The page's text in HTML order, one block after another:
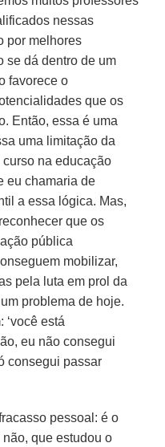
nessas
por melhores
se dá dentro de um
favorece o
que os
Então, essa é uma
uma limitação da
na educação
eu chamaria de
a essa lógica. Mas,
que os
pública
mobilizar,
pela luta em prol da
problema de hoje.
‘você está
eu não consegui
consegui passar
pessoal: é o
que estudou o